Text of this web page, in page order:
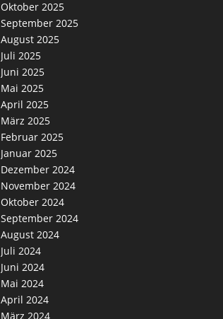
Oktober 2025
September 2025
August 2025
Juli 2025
Juni 2025
Mai 2025
April 2025
März 2025
Februar 2025
Januar 2025
Dezember 2024
November 2024
Oktober 2024
September 2024
August 2024
Juli 2024
Juni 2024
Mai 2024
April 2024
März 2024